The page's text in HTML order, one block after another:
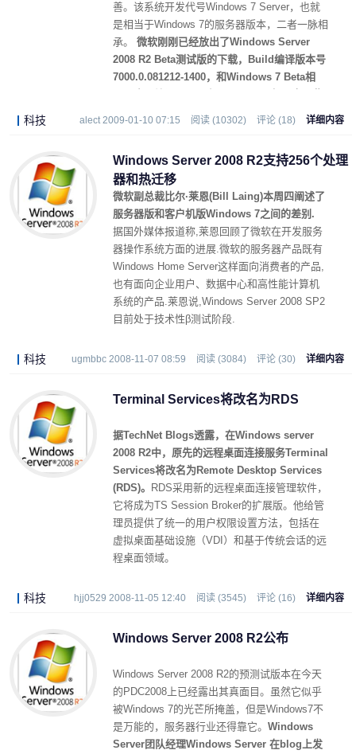
善。该系统开发代号Windows 7 Server，也就
是相当于Windows 7的服务器版本，二者一脉相
承。 微软刚刚已经放出了Windows Server
2008 R2 Beta测试版的下载，Build编译版本号
7000.0.081212-1400，和Windows 7 Beta相
测试版仅有英文语言，版本方面则划有标准
科技 alect 2009-01-10 07:15 阅读 (10302) 评论 (18) 详细内容
Windows Server 2008 R2支持256个处理
器和热迁移
微软副总裁比尔·莱恩(Bill Laing)本周四阐述了
服务器版和客户机版Windows 7之间的差别.
据国外媒体报道称,莱恩回顾了微软在开发服务
器操作系统方面的进展.微软的服务器产品既有
Windows Home Server这样面向消费者的产品,
也有面向企业用户、数据中心和高性能计算机
系统的产品.莱恩说,Windows Server 2008 SP2
目前处于技术性β测试阶段.
科技 ugmbbc 2008-11-07 08:59 阅读 (3084) 评论 (30) 详细内容
Terminal Services将改名为RDS
据TechNet Blogs透露，在Windows server
2008 R2中，原先的远程桌面连接服务Terminal
Services将改名为Remote Desktop Services
(RDS)。
RDS采用新的远程桌面连接管理软件，
它将成为TS Session Broker的扩展版。他给管
理员提供了统一的用户权限设置方法，包括在
虚拟桌面基础设施（VDI）和基于传统会话的远
程桌面领域。
科技 hjj0529 2008-11-05 12:40 阅读 (3545) 评论 (16) 详细内容
Windows Server 2008 R2公布
Windows Server 2008 R2的预测试版本在今天
的PDC2008上已经露出其真面目。虽然它似乎
被Windows 7的光芒所掩盖，但是Windows7不
是万能的，服务器行业还得靠它。 Windows
Server团队经理Windows Server 在blog上发